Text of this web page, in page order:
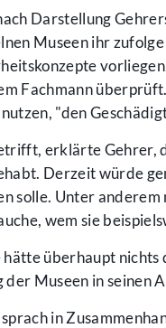
Darstellung
Museen ihr
Fachmann
"den
erklärte Gehrer,
Derzeit würde
solle. Unter
wem sie
überhaupt nichts
Museen in seinen
in